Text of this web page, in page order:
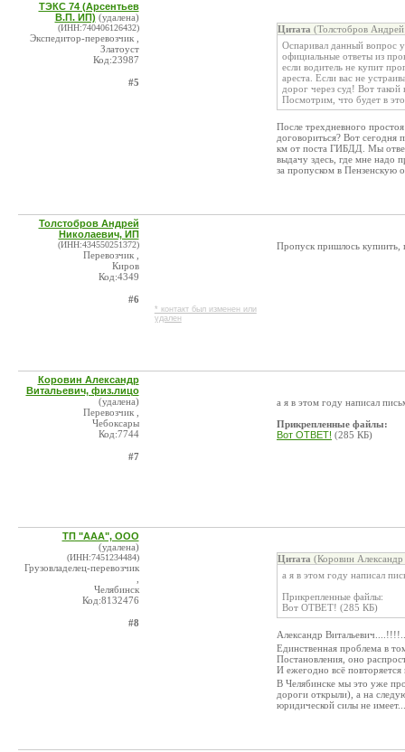
ТЭКС 74 (Арсентьев
В.П. ИП) (удалена)
(ИНН:740406126432)
Экспедитор-перевозчик ,
Златоуст
Код:23987
#5
Цитата (Толстобров
Оспаривал данный вопрос
официальные ответы из
если водитель не купит
ареста. Если вас не
дорог через суд! Вот
Посмотрим, что будет в
После трехдневного
договориться? Вот сегодня
км от поста ГИБДД. Мы
выдачу здесь, где мне надо
за пропуском в Пензенскую
Толстобров Андрей
Николаевич, ИП
(ИНН:434550251372)
Перевозчик ,
Киров
Код:4349
#6
* контакт был изменен или
удален
Пропуск пришлось купиить,
Коровин Александр
Витальевич, физ.лицо
(удалена)
Перевозчик ,
Чебоксары
Код:7744
#7
а я в этом году написал
Прикрепленные файлы:
Вот ОТВЕТ! (285 КБ)
ТП "ААА", ООО
(удалена)
(ИНН:7451234484)
Грузовладелец-перевозчик
Челябинск
Код:8132476
#8
Цитата (Коровин
а я в этом году написал
Прикрепленные файлы:
Вот ОТВЕТ! (285 КБ)
Александр
Единственная проблема в
Постановления, оно
И ежегодно всё
В Челябинске мы это уже
дороги открыли), а на
юридической силы не имеет...